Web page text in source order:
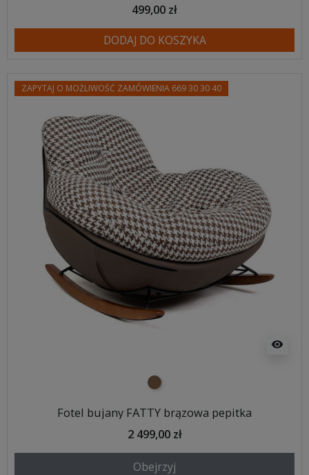
499,00 zł
DODAJ DO KOSZYKA
ZAPYTAJ O MOŻLIWOŚĆ ZAMÓWIENIA 669 30 30 40
visibility
brązowy
Fotel bujany FATTY brązowa pepitka
2 499,00 zł
Obejrzyj